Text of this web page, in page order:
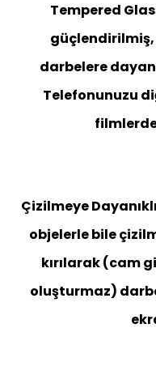
Tempered
güçlendirilmiş,
darbelere
Telefonunuzu
Çizilmeye
objelerle bile
kırılarak (cam
oluşturmaz)